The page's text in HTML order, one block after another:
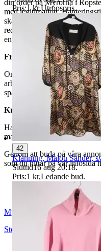
din order på Myrorna i
med legitimation.
ska hämtas senast 7 dagar
redo för avhämtning. Ordrar
en avgift på 84 kr dras av
Frakt
Om du har valt frakt kommer
arbetsdagar. När din vara har
spårningsnummer av DSV
Kundservice
Har du frågor eller
mail:
webbshop@myrorna.se
Genom att buda på våra
som du hittar på vår infosida
Myrorna
Stockholm
Sverige
Pris:1 kr,Utropspris.
42
Klänning, Malou Sander,
Sluttid16 aug 20:18.
Pris:1 kr,Ledande bud.